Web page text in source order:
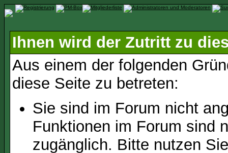
Ihnen wird der Zutritt zu
Aus einem der folgenden
diese Seite zu betreten:
Sie sind im Forum nicht
Funktionen im Forum sind
zugänglich. Bitte nutzen